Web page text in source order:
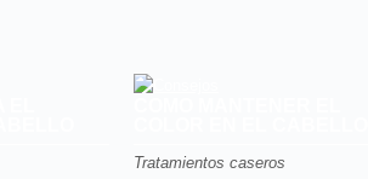
Tratamientos caseros